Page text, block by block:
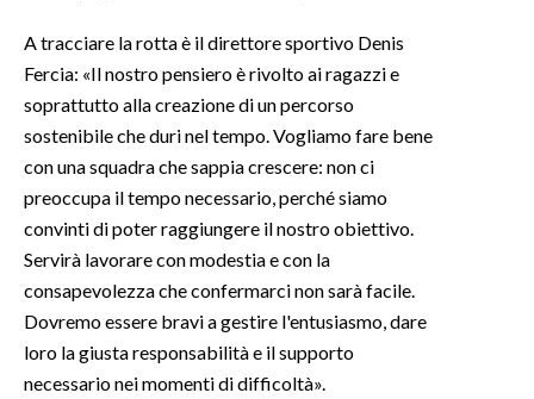
3 MINUTI CON
INSULARITÀ
INFO AZIENDE
ABBONATI
PUBBLICITÀ
SPIAGGE
A tracciare la rotta è il direttore sportivo Denis
Fercia: «Il nostro pensiero è rivolto ai ragazzi e
soprattutto alla creazione di un percorso
sostenibile che duri nel tempo. Vogliamo fare bene
con una squadra che sappia crescere: non ci
preoccupa il tempo necessario, perché siamo
convinti di poter raggiungere il nostro obiettivo.
Servirà lavorare con modestia e con la
consapevolezza che confermarci non sarà facile.
Dovremo essere bravi a gestire l'entusiasmo, dare
loro la giusta responsabilità e il supporto
necessario nei momenti di difficoltà».